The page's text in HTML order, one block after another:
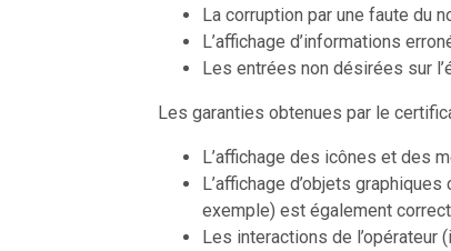
La corruption par une faute du
L’affichage d’informations
Les entrées non désirées sur
Les garanties obtenues par le
L’affichage des icônes et des
L’affichage d’objets
exemple) est également correct
Les interactions de l’opérateur